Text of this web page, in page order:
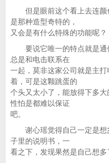
但是眼前这个看上去连颜
是那种造型奇特的，
又会是有什么特殊的功能呢？
要说它唯一的特点就是通
总是和电击联系在
一起，莫非这家公司就是主
着，可是这颗跳蛋的
个头又太小了，能放得下多
性怕是都难以保证
吧。
谢心瑶觉得自己一定是想
子里的说明书，一
看之下，发现果然是自己想多